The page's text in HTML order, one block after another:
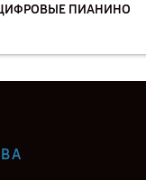
ПИАНИНО